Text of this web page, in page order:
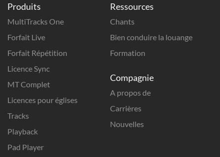
Produits
MultiTracks One
Forfait Live
Forfait Répétition
Licence Sync
MT Complet
Licences pour églises
Tracks
Playback
Pad Player
Ressources
Chants
Bien conduire la louange
Formation
Compagnie
A propos de
Carrières
Nouvelles